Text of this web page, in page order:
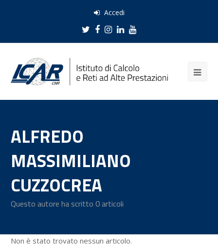
Accedi
Twitter
Facebook
Instagram
LinkedIn
Youtube
ALFREDO
MASSIMILIANO
CUZZOCREA
Questo autore ha scritto 0 articoli
Non è stato trovato nessun articolo.